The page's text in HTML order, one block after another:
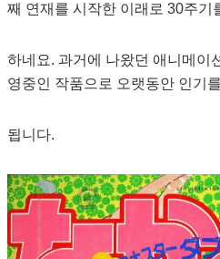
째 연재를 시작한 이래로 30주기
하네요. 과거에 나왔던 애니메이
영중인 작품으로 오랫동안 인기
됩니다.